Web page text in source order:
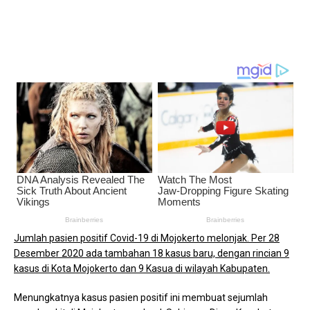
Jumlah pasien positif Covid-19 di Mojokerto melonjak. Per 28
Desember 2020 ada tambahan 18 kasus baru, dengan rincian 9
kasus di Kota Mojokerto dan 9 Kasua di wilayah Kabupaten.
Menungkatnya kasus pasien positif ini membuat sejumlah